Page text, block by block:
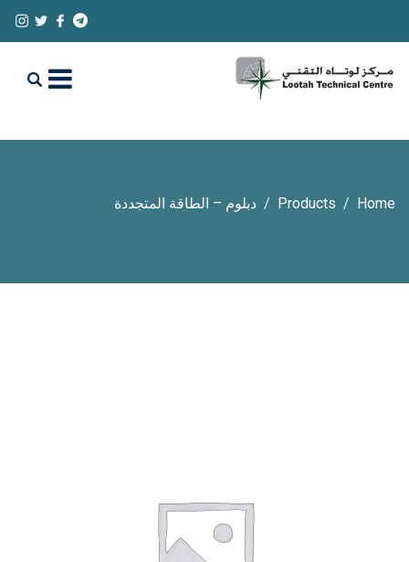
Home
Products دبلوم – الطاقة المتجددة